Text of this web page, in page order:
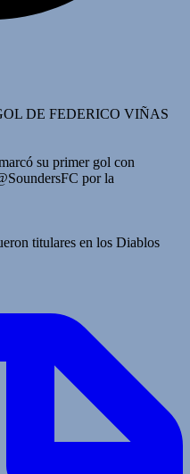
DE FEDERICO VIÑAS
su primer gol con
por la
titulares en los Diablos